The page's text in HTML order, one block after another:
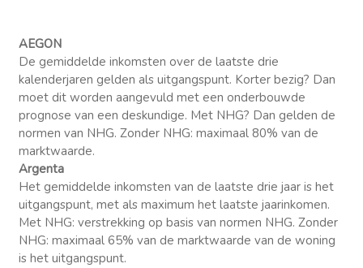
AEGON
De gemiddelde inkomsten over de laatste drie
kalenderjaren gelden als uitgangspunt. Korter bezig? Dan
moet dit worden aangevuld met een onderbouwde
prognose van een deskundige. Met NHG? Dan gelden de
normen van NHG. Zonder NHG: maximaal 80% van de
marktwaarde.
Argenta
Het gemiddelde inkomsten van de laatste drie jaar is het
uitgangspunt, met als maximum het laatste jaarinkomen.
Met NHG: verstrekking op basis van normen NHG. Zonder
NHG: maximaal 65% van de marktwaarde van de woning
is het uitgangspunt.